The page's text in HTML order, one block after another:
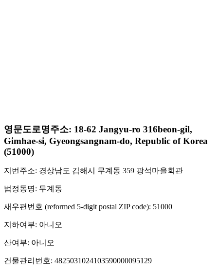
영문도로명주소: 18-62 Jangyu-ro 316beon-gil,
Gimhae-si, Gyeongsangnam-do, Republic of Korea
(51000)
지번주소: 경상남도 김해시 무계동 359 광석마을회관
법정동명: 무계동
새우편번호 (reformed 5-digit postal ZIP code): 51000
지하여부: 아니오
산여부: 아니오
건물관리번호: 4825031024103590000095129